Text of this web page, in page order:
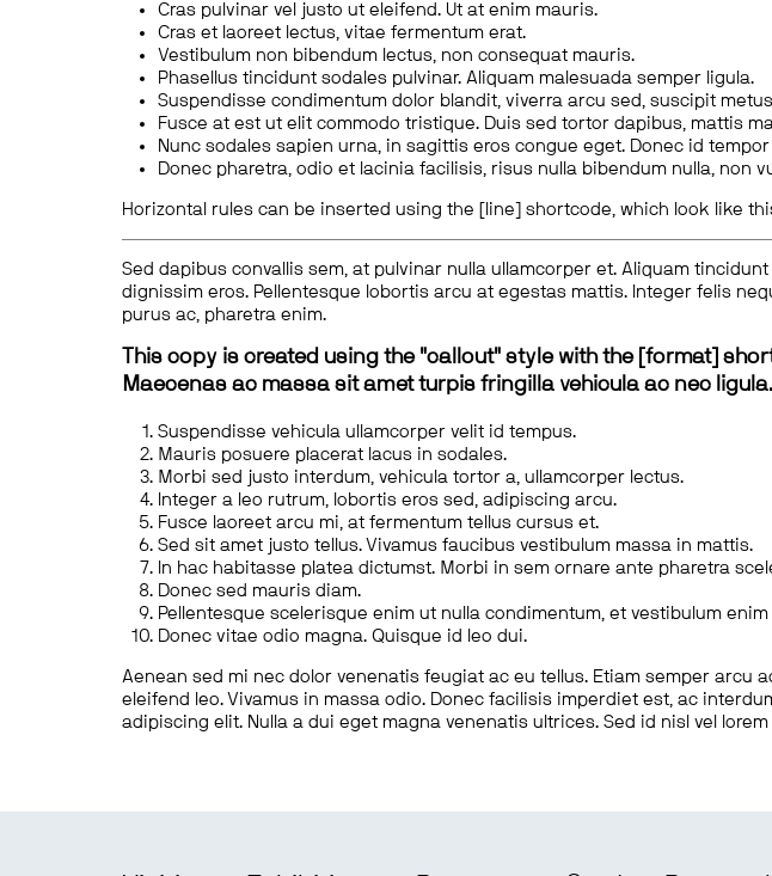
Cras pulvinar vel justo ut eleifend. Ut at enim mauris.
Cras et laoreet lectus, vitae fermentum erat.
Vestibulum non bibendum lectus, non consequat mauris.
Phasellus tincidunt sodales pulvinar. Aliquam malesuada semper ligula.
Suspendisse condimentum dolor blandit, viverra arcu sed, suscipit
Fusce at est ut elit commodo tristique. Duis sed tortor dapibus, mattis
Nunc sodales sapien urna, in sagittis eros congue eget. Donec id
Donec pharetra, odio et lacinia facilisis, risus nulla bibendum nulla, non
Horizontal rules can be inserted using the [line] shortcode, which look like
Sed dapibus convallis sem, at pulvinar nulla ullamcorper et. Aliquam
dignissim eros. Pellentesque lobortis arcu at egestas mattis. Integer felis
purus ac, pharetra enim.
This copy is created using the "callout" style with the [format]
Maecenas ac massa sit amet turpis fringilla vehicula ac nec ligula.
Suspendisse vehicula ullamcorper velit id tempus.
Mauris posuere placerat lacus in sodales.
Morbi sed justo interdum, vehicula tortor a, ullamcorper lectus.
Integer a leo rutrum, lobortis eros sed, adipiscing arcu.
Fusce laoreet arcu mi, at fermentum tellus cursus et.
Sed sit amet justo tellus. Vivamus faucibus vestibulum massa in mattis.
In hac habitasse platea dictumst. Morbi in sem ornare ante pharetra
Donec sed mauris diam.
Pellentesque scelerisque enim ut nulla condimentum, et vestibulum enim
Donec vitae odio magna. Quisque id leo dui.
Aenean sed mi nec dolor venenatis feugiat ac eu tellus. Etiam semper arcu
eleifend leo. Vivamus in massa odio. Donec facilisis imperdiet est, ac
adipiscing elit. Nulla a dui eget magna venenatis ultrices. Sed id nisl vel